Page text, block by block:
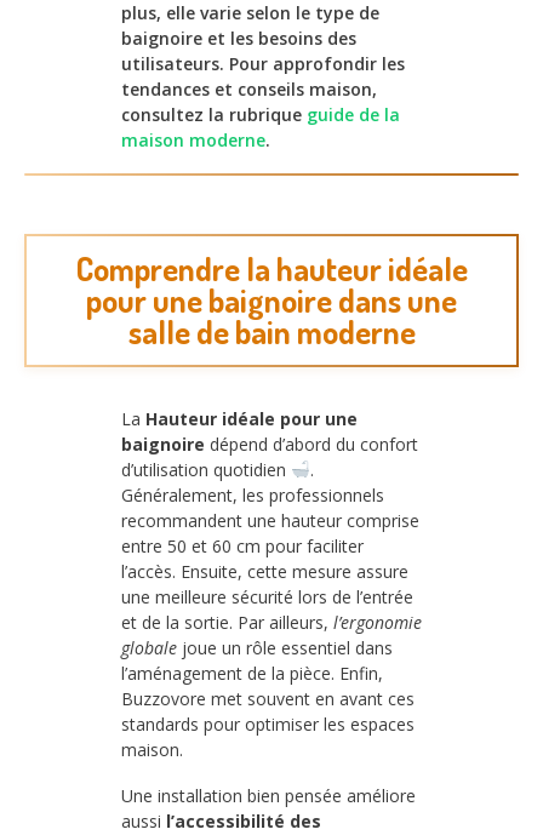
plus, elle varie selon le type de
baignoire et les besoins des
utilisateurs. Pour approfondir les
tendances et conseils maison,
consultez la rubrique guide de la
maison moderne.
Comprendre la hauteur idéale
pour une baignoire dans une
salle de bain moderne
La Hauteur idéale pour une
baignoire dépend d’abord du confort
d’utilisation quotidien
.
Généralement, les professionnels
recommandent une hauteur comprise
entre 50 et 60 cm pour faciliter
l’accès. Ensuite, cette mesure assure
une meilleure sécurité lors de l’entrée
et de la sortie. Par ailleurs, l’ergonomie
globale joue un rôle essentiel dans
l’aménagement de la pièce. Enfin,
Buzzovore met souvent en avant ces
standards pour optimiser les espaces
maison.
Une installation bien pensée améliore
aussi l’accessibilité des